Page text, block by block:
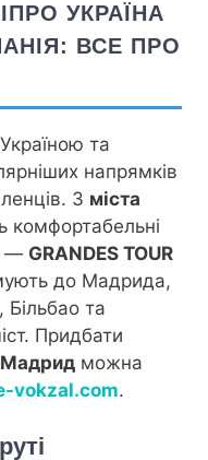
УКРАЇНА
ВСЕ ПРО
та
напрямків
З міста
— GRANDES TOUR
до Мадрида,
Більбао та
Придбати
Мадрид можна
vokzal.com.